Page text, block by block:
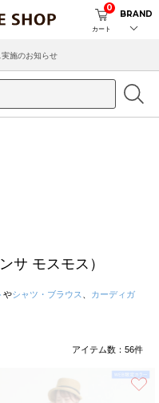
カート
0
BRAND
施のお知らせ
サ モスモス）
やシャツ・ブラウス
カーディガ
アイテム数： 56件